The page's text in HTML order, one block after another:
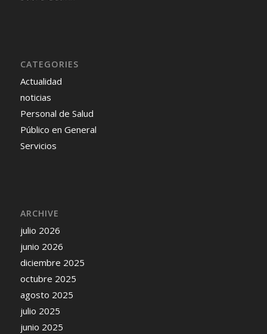
CATEGORIES
Actualidad
noticias
Personal de Salud
Público en General
Servicios
ARCHIVE
julio 2026
junio 2026
diciembre 2025
octubre 2025
agosto 2025
julio 2025
junio 2025